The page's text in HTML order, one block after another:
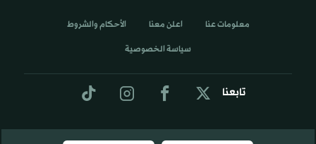
تابعنا
معلومات عنا اعلن معنا الأحكام والشروط
سياسة الخصوصية